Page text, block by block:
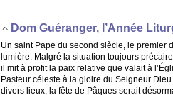
Dom Guéranger, l’Année
Un saint Pape du second siècle, le premier
lumière. Malgré la situation toujours
il mit à profit la paix relative que valait à
Pasteur céleste à la gloire du Seigneur Dieu
divers lieux, la fête de Pâques serait